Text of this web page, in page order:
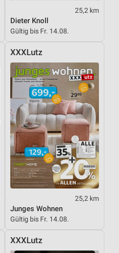
25,2 km
Dieter Knoll
Gültig bis Fr. 14.08.
XXXLutz
25,2 km
Junges Wohnen
Gültig bis Fr. 14.08.
XXXLutz